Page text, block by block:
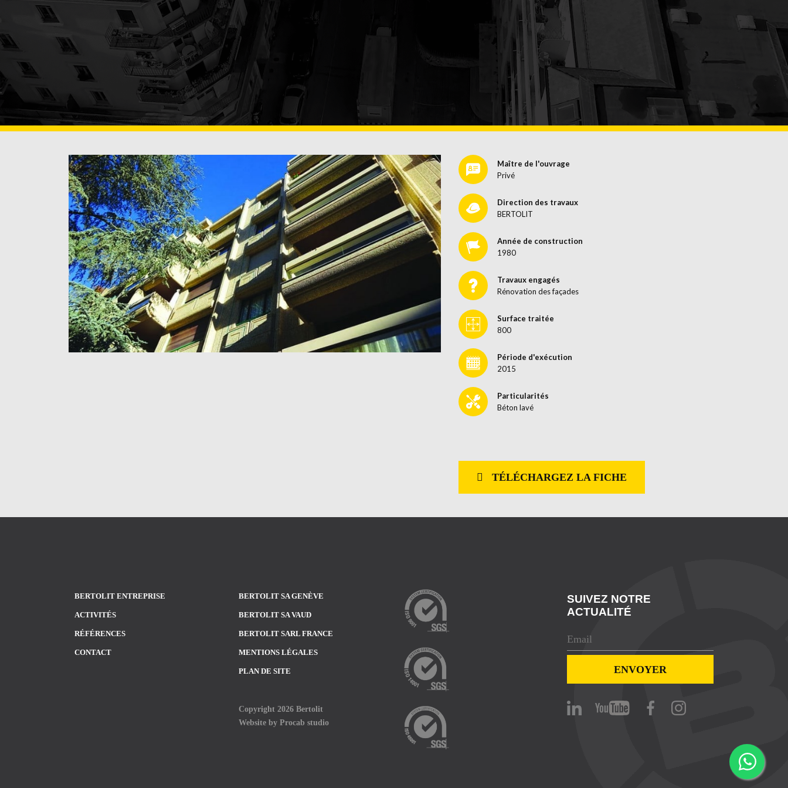
TRAITEMENT DE SURFACES
TRAITEMENT
DE SURFACES
Maître de l'ouvrage
Privé
Direction des travaux
BERTOLIT
Année de construction
1980
Travaux engagés
Rénovation des façades
Surface traitée
800
Période d'exécution
2015
Particularités
Béton lavé
TÉLÉCHARGEZ LA FICHE
BERTOLIT ENTREPRISE
ACTIVITÉS
RÉFÉRENCES
CONTACT
BERTOLIT SA GENÈVE
BERTOLIT SA VAUD
BERTOLIT SARL FRANCE
MENTIONS LÉGALES
PLAN DE SITE
Copyright 2026 Bertolit
Website by Procab studio
SUIVEZ NOTRE
ACTUALITÉ